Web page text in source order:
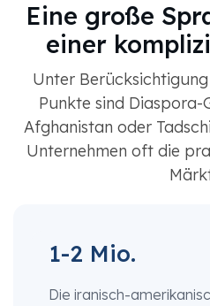
Eine große
einer
Unter
Punkte sind Diaspora-
Afghanistan oder
Unternehmen oft die
1-2 Mio.
Die iranisch-